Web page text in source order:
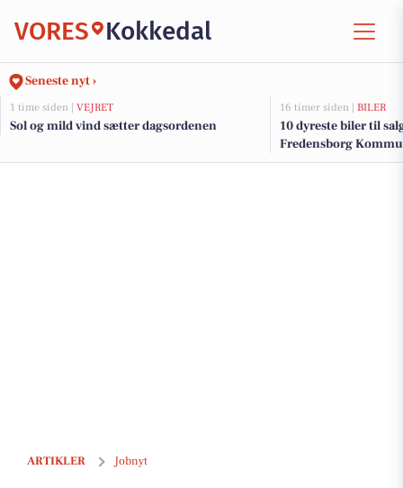
VORES Kokkedal
Seneste nyt ›
1 time siden | VEJRET
Sol og mild vind sætter dagsordenen
16 timer siden | BILER
10 dyreste biler til
Fredensborg
ARTIKLER Jobnyt
Kombineret stilling som pædagog og matematiklærer i indskoling på